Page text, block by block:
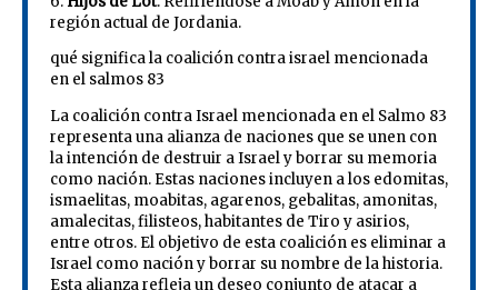
región actual de Jordania.
qué significa la coalición contra israel mencionada
en el salmos 83
La coalición contra Israel mencionada en el Salmo 83
representa una alianza de naciones que se unen con
la intención de destruir a Israel y borrar su memoria
como nación. Estas naciones incluyen a los edomitas,
ismaelitas, moabitas, agarenos, gebalitas, amonitas,
amalecitas, filisteos, habitantes de Tiro y asirios,
entre otros. El objetivo de esta coalición es eliminar a
Israel como nación y borrar su nombre de la historia.
Esta alianza refleja un deseo conjunto de atacar a